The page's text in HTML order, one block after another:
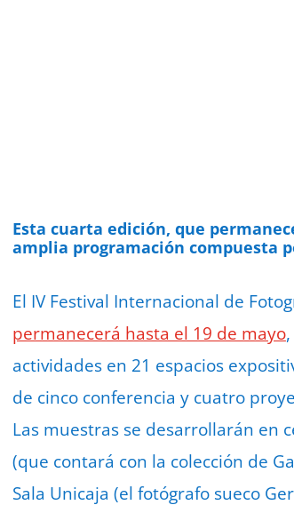
Esta cuarta edición, que
amplia programación compuesta
El IV Festival Internacional de
permanecerá hasta el 19 de mayo
actividades en 21 espacios
de cinco conferencia y cuatro
Las muestras se desarrollarán en
(que contará con la colección de
Sala Unicaja (el fotógrafo sueco